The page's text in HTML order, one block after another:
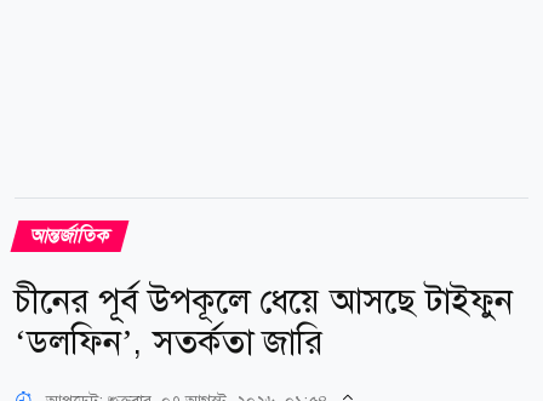
আন্তর্জাতিক
চীনের পূর্ব উপকূলে ধেয়ে আসছে টাইফুন
‘ডলফিন’, সতর্কতা জারি